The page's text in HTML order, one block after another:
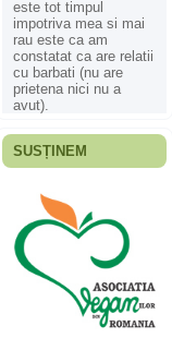
este tot timpul
impotriva mea si mai
rau este ca am
constatat ca are relatii
cu barbati (nu are
prietena nici nu a
avut).
Fiica mea s-a nascut
ani, privind in urma
realizez cat de multe
greseli am facut in
educatia si cresterea
ei, am fost o mama
egoista, preocupata
de implinirea
profesionala, cand ea
era mica am neglijat-
SUSȚINEM